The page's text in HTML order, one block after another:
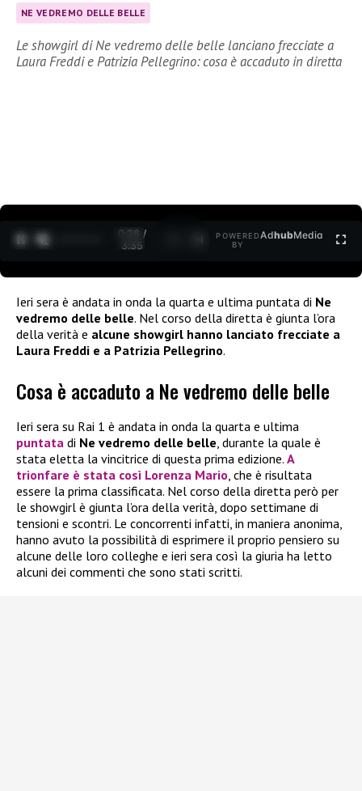
NE VEDREMO DELLE BELLE
Le showgirl di Ne vedremo delle belle lanciano frecciate a
Laura Freddi e Patrizia Pellegrino: cosa è accaduto in diretta
0:30 /
3:35
POWERED
BY
AdhubMedia
Ieri sera è andata in onda la quarta e ultima puntata di Ne
vedremo delle belle. Nel corso della diretta è giunta l’ora
della verità e alcune showgirl hanno lanciato frecciate a
Laura Freddi e a Patrizia Pellegrino.
Cosa è accaduto a Ne vedremo delle belle
Ieri sera su Rai 1 è andata in onda la quarta e ultima
puntata di Ne vedremo delle belle, durante la quale è
stata eletta la vincitrice di questa prima edizione. A
trionfare è stata così Lorenza Mario, che è risultata
essere la prima classificata. Nel corso della diretta però per
le showgirl è giunta l’ora della verità, dopo settimane di
tensioni e scontri. Le concorrenti infatti, in maniera anonima,
hanno avuto la possibilità di esprimere il proprio pensiero su
alcune delle loro colleghe e ieri sera così la giuria ha letto
alcuni dei commenti che sono stati scritti.